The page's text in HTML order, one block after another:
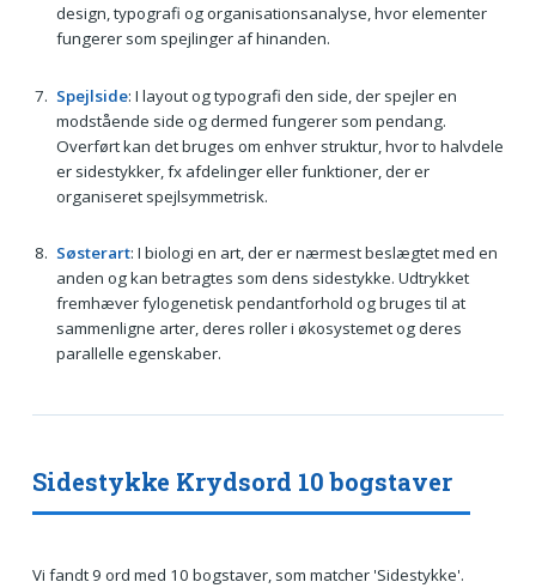
design, typografi og organisationsanalyse, hvor elementer
fungerer som spejlinger af hinanden.
Spejlside: I layout og typografi den side, der spejler en
modstående side og dermed fungerer som pendang.
Overført kan det bruges om enhver struktur, hvor to halvdele
er sidestykker, fx afdelinger eller funktioner, der er
organiseret spejlsymmetrisk.
Søsterart: I biologi en art, der er nærmest beslægtet med en
anden og kan betragtes som dens sidestykke. Udtrykket
fremhæver fylogenetisk pendantforhold og bruges til at
sammenligne arter, deres roller i økosystemet og deres
parallelle egenskaber.
Sidestykke Krydsord 10 bogstaver
Vi fandt 9 ord med 10 bogstaver, som matcher 'Sidestykke'.